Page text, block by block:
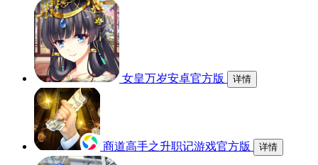
女皇万岁安卓官方版 详情
商道高手之升职记游戏官方版 详情